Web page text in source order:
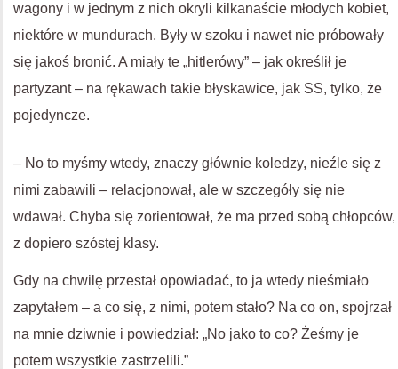
wagony i w jednym z nich okryli kilkanaście młodych kobiet,
niektóre w mundurach. Były w szoku i nawet nie próbowały
się jakoś bronić. A miały te „hitlerówy” – jak określił je
partyzant – na rękawach takie błyskawice, jak SS, tylko, że
pojedyncze.
– No to myśmy wtedy, znaczy głównie koledzy, nieźle się z
nimi zabawili – relacjonował, ale w szczegóły się nie
wdawał. Chyba się zorientował, że ma przed sobą chłopców,
z dopiero szóstej klasy.
Gdy na chwilę przestał opowiadać, to ja wtedy nieśmiało
zapytałem – a co się, z nimi, potem stało? Na co on, spojrzał
na mnie dziwnie i powiedział: „No jako to co? Żeśmy je
potem wszystkie zastrzelili.”